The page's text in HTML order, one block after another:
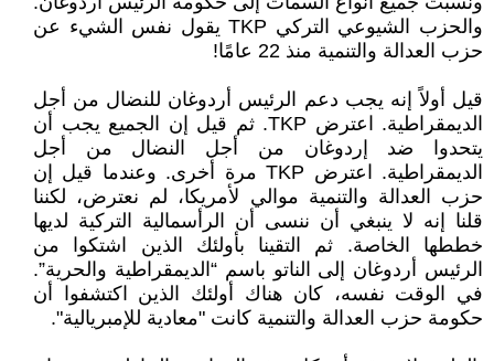
والحزب الشيوعي التركي TKP يقول نفس الشيء عن
حزب العدالة والتنمية منذ 22 عامًا!
قيل أولاً إنه يجب دعم الرئيس أردوغان للنضال من أجل
الديمقراطية. اعترض TKP. ثم قيل إن الجميع يجب أن
يتحدوا ضد إردوغان من أجل النضال من أجل
الديمقراطية. اعترض TKP مرة أخرى. وعندما قيل إن
حزب العدالة والتنمية موالي لأمريكا، لم نعترض، لكننا
قلنا إنه لا ينبغي أن ننسى أن الرأسمالية التركية لديها
خططها الخاصة. ثم التقينا بأولئك الذين اشتكوا من
الرئيس أردوغان إلى الناتو باسم “الديمقراطية والحرية”.
في الوقت نفسه، كان هناك أولئك الذين اكتشفوا أن
حكومة حزب العدالة والتنمية كانت "معادية للإمبريالية".